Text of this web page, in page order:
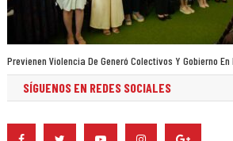
Previenen Violencia De Generó Colectivos Y Gobierno
SÍGUENOS EN REDES SOCIALES